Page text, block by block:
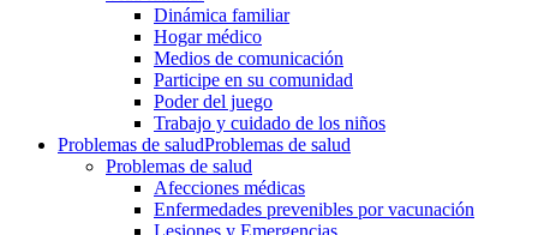
Dinámica familiar
Hogar médico
Medios de comunicación
Participe en su comunidad
Poder del juego
Trabajo y cuidado de los niños
Problemas de saludProblemas de salud
Problemas de salud
Afecciones médicas
Enfermedades prevenibles por vacunación
Lesiones y Emergencias